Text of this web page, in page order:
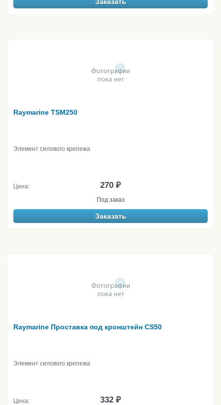
Raymarine TSM250
Элемент силового крепежа
Цена: 270 ₽
Под заказ
Заказать
Raymarine Проставка под кронштейн CS50
Элемент силового крепежа
Цена: 332 ₽